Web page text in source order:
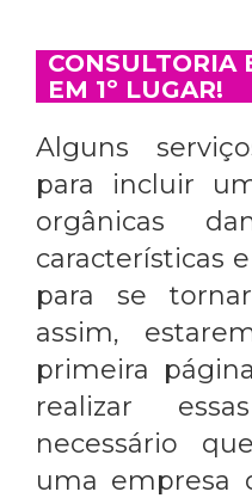
CONSULTORIA
EM 1º LUGAR!
Alguns
para incluir
orgânicas
características
para se
assim,
primeira
realizar
necessário
uma empresa